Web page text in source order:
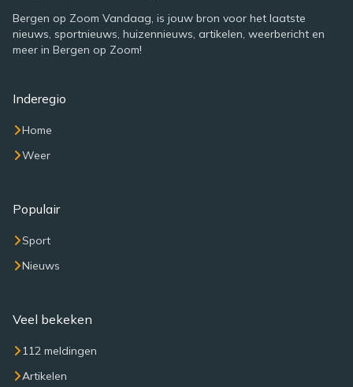
Bergen op Zoom Vandaag, is jouw bron voor het laatste
nieuws, sportnieuws, huizennieuws, artikelen, weerbericht en
meer in Bergen op Zoom!
Inderegio
Home
Weer
Populair
Sport
Nieuws
Veel bekeken
112 meldingen
Artikelen